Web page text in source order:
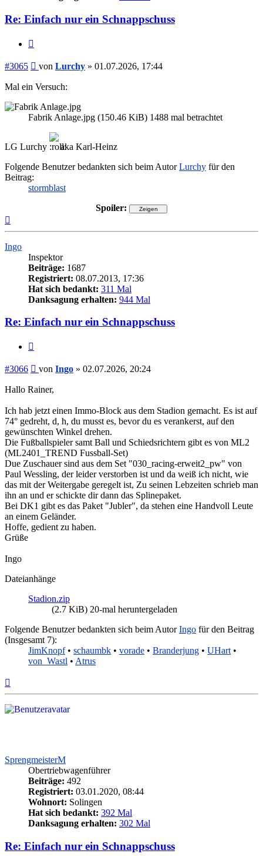
Re: Einfach nur ein Schnappschuss
#3065 Beitrag
von Lurchy » 01.07.2026, 17:44
Mal ein Versuch:
Fabrik Anlage.jpg (150.46 KiB) 1488 mal betrachtet
LG Lurchy
aka Karl-Heinz
Folgende Benutzer bedankten sich beim AutorLurchy für den
Beitrag:
stormblast
Spoiler:
Ingo
Inspektor
Beiträge: 1687
Registriert: 08.07.2013, 17:36
Hat sich bedankt: 311 Mal
Danksagung erhalten: 944 Mal
Re: Einfach nur ein Schnappschuss
#3066 Beitrag
von Ingo » 02.07.2026, 20:24
Hallo Rainer,
Ich hab jetzt einen Immo-Block aus dem Stadion gemacht. Es ist auf
74° gedreht, d, h, du musst es, bevor du es verankerst, auf den
gewünschten Winkel drehen.
Die Fußballspieler samt Ball und Schiedsrichtern gibt es von ML2
(ML2401_TREND Fussball-Set)
Due Zuschauer sind aus dem Set "030_racing-erweit2_pw" von
Paul Wessling, der leider verstorben ist und da weiß ich nicht, wie
das mit der Weitergabe geregelt ist, Zu seinen Lebzeiten schrieb man
ihn an und er schickte dir dann das Splinepaket.
Bei DK1 gibt es das Paket "Jubler", da stehen eine Handvoll Leute
an einem Geländer.
Hoffe, gedient zu haben.
Grüße
Ingo
Dateianhänge
Stadion.zip
(2.7 KiB) 20-mal heruntergeladen
Folgende Benutzer bedankten sich beim AutorIngo für den Beitrag
(Insgesamt 7):
JimKnopf• schaumbk • vorade • Branderjung • UHart •
von_Wastl • Atrus
SprengmeisterM
Obertriebwagenführer
Beiträge: 492
Registriert: 03.01.2020, 08:44
Wohnort: Solingen
Hat sich bedankt: 392 Mal
Danksagung erhalten: 302 Mal
Re: Einfach nur ein Schnappschuss